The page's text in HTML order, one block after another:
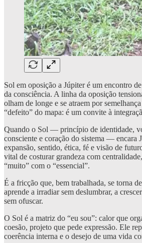
Sol em oposição a Júpiter é um encontro
da consciência. A linha da oposição
olham de longe e se atraem por
“defeito” do mapa: é um convite à
Quando o Sol — princípio de identidade,
consciente e coração do sistema —
expansão, sentido, ética, fé e visão de
vital de costurar grandeza com
“muito” com o “essencial”.
É a fricção que, bem trabalhada, se torna
aprende a irradiar sem deslumbrar, a
sem ofuscar.
O Sol é a matriz do “eu sou”: calor que
coesão, projeto que pede expressão. Ele
coerência interna e o desejo de uma vida